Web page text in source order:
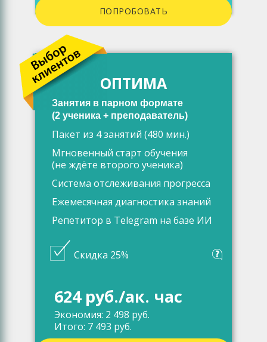
ПОПРОБОВАТЬ
ОПТИМА
Занятия в парном формате
(2 ученика + преподаватель)
Пакет из 4 занятий (480 мин.)
Мгновенный старт обучения
(не ждёте второго ученика)
Система отслеживания прогресса
Ежемесячная диагностика знаний
Репетитор в Telegram на базе ИИ
Скидка 25%
624 руб./ак. час
Экономия: 2 498 руб.
Итого: 7 493 руб.